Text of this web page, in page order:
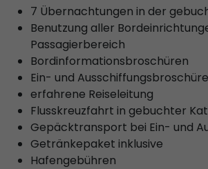
7 Übernachtungen in der
Benutzung aller
Passagierbereich
Bordinformationsbroschüren
Ein- und
erfahrene Reiseleitung
Flusskreuzfahrt in gebuchter
Gepäcktransport bei Ein- und
Getränkepaket inklusive
Hafengebühren